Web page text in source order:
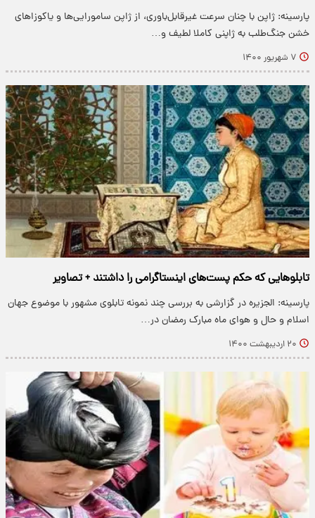
پارسینه: ژاپن با چنان سرعت غیرقابل‌باوری، از ژاپن سامورایی‌ها و یاکوزاهای
خشن جنگ‌طلب به ژاپنی کاملا لطیف و…
۷ شهریور ۱۴۰۰
تابلو‌هایی که حکم پست‌های اینستاگرامی را داشتند + تصاویر
پارسینه: الجزیره در گزارشی به بررسی چند نمونه تابلوی مشهور با موضوع جهان
اسلام و حال و هوای ماه مبارک رمضان در…
۲۰ اردیبهشت ۱۴۰۰